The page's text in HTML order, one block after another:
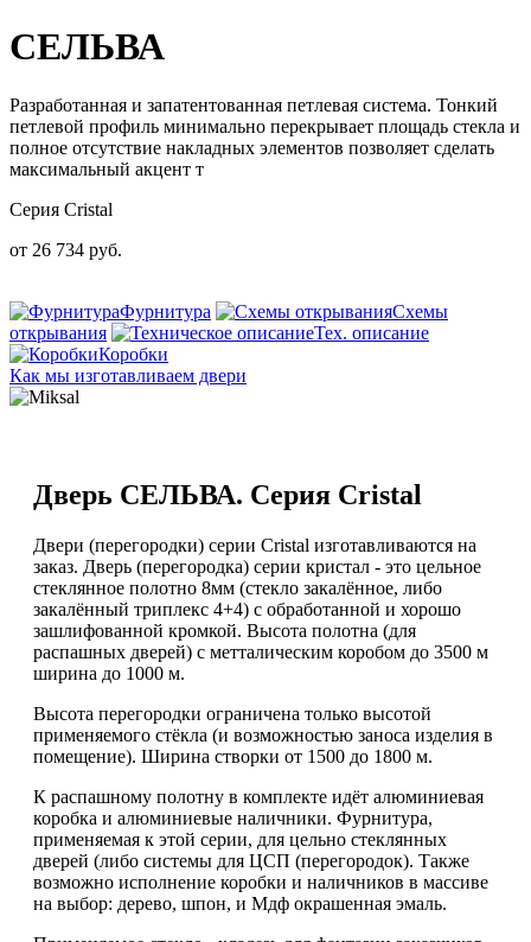
СЕЛЬВА
Разработанная и запатентованная петлевая система. Тонкий
петлевой профиль минимально перекрывает площадь стекла и
полное отсутствие накладных элементов позволяет сделать
максимальный акцент т
Серия Cristal
от 26 734 руб.
Фурнитура
Схемы
открывания
Тех. описание
Коробки
Как мы изготавливаем двери
Дверь СЕЛЬВА. Серия Cristal
Двери (перегородки) серии Cristal изготавливаются на
заказ. Дверь (перегородка) серии кристал - это цельное
стеклянное полотно 8мм (cтекло закалённое, либо
закалённый триплекс 4+4) с обработанной и хорошо
зашлифованной кромкой. Высота полотна (для
распашных дверей) с метталическим коробом до 3500 м
ширина до 1000 м.
Высота перегородки ограничена только высотой
применяемого стёкла (и возможностью заноса изделия в
помещение). Ширина створки от 1500 до 1800 м.
К распашному полотну в комплекте идёт алюминиевая
коробка и алюминиевые наличники. Фурнитура,
применяемая к этой серии, для цельно стеклянных
дверей (либо системы для ЦСП (перегородок). Также
возможно исполнение коробки и наличников в массиве
на выбор: дерево, шпон, и Мдф окрашенная эмаль.